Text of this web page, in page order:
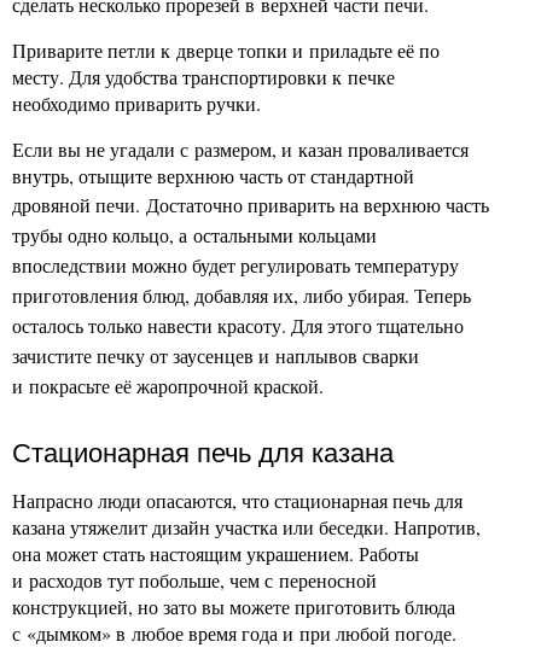
Приварите петли к дверце топки и приладьте её по
месту. Для удобства транспортировки к печке
необходимо приварить ручки.
Если вы не угадали с размером, и казан проваливается
внутрь, отыщите верхнюю часть от стандартной
дровяной печи. Достаточно приварить на верхнюю часть
трубы одно кольцо, а остальными кольцами
впоследствии можно будет регулировать температуру
приготовления блюд, добавляя их, либо убирая. Теперь
осталось только навести красоту. Для этого тщательно
зачистите печку от заусенцев и наплывов сварки
и покрасьте её жаропрочной краской.
Стационарная печь для казана
Напрасно люди опасаются, что стационарная печь для
казана утяжелит дизайн участка или беседки. Напротив,
она может стать настоящим украшением. Работы
и расходов тут побольше, чем с переносной
конструкцией, но зато вы можете приготовить блюда
с «дымком» в любое время года и при любой погоде.